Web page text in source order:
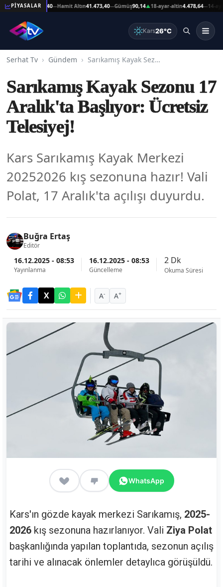
PİYASALAR
Altın41.473,40— Hamit Altın41.473,40—Gümüş90,14▲18-ayar-altin4.478,64—14-ayar-
Kars26°C
Serhat Tv Gündem Sarıkamış Kayak Sezonu 17 Aralık'ta Başlıyor: Ücretsiz Telesiyej!
Sarıkamış Kayak Sezonu 17
Aralık'ta Başlıyor: Ücretsiz
Telesiyej!
Kars Sarıkamış Kayak Merkezi
20252026 kış sezonuna hazır! Vali
Polat, 17 Aralık'ta açılışı duyurdu.
Buğra Ertaş
Editör
16.12.2025 - 08:53
Yayınlanma
16.12.2025 - 08:53
Güncelleme
2 Dk
Okuma Süresi
A- A+
WhatsApp
Kars'ın gözde kayak merkezi Sarıkamış, 2025-
2026 kış sezonuna hazırlanıyor. Vali Ziya Polat
başkanlığında yapılan toplantıda, sezonun açılış
tarihi ve alınacak önlemler detaylıca görüşüldü.